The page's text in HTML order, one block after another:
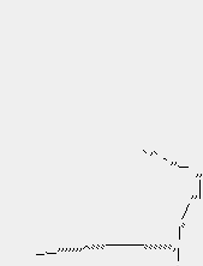
''"￣
｀
|
,i'゛
､,、
｀''ｰ ,,
,,|
/ ! .
lﾞ .
-ｰ'''''''^ﾞ